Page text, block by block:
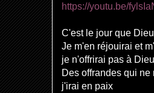
https://youtu.be/
C'est le jour que
Je m'en réjouirai et
je n'offrirai pas à Dieu
Des offrandes qui ne
j'irai en paix